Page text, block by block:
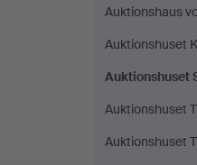
Auktionshaus
Auktionshuset
Auktionshuset
Auktionshuset
Auktionshuset